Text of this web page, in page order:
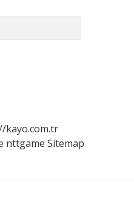
kayo.com.tr
nttgame Sitemap